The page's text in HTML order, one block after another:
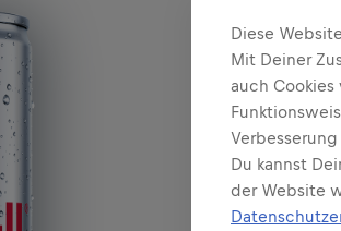
Diese
Mit Deiner
auch
Du kannst
der Website